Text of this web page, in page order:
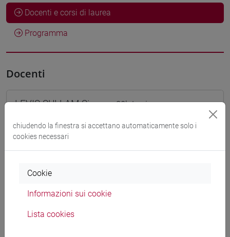
Docenti e corsi di laurea
Programma
Docenti
LEVIS SULLAM Simon- 30h Lezione
Materiali didattici
Materiali su Moodle
Corsi di studio e percorsi
chiudendo la finestra si accettano automaticamente solo i
cookies necessari
Cookie
Informazioni sui cookie
Lista cookies